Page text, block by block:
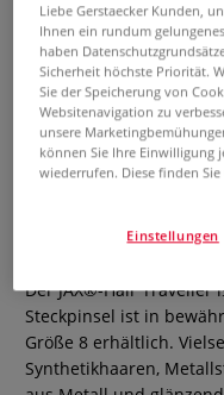
0
Der JAX®-Hair Traveller
Steckpinsel ist in
Größe 8 erhältlich.
Synthetikhaaren,
Liebe Gerstaecker Kunden,
Ihnen ein rundum
haben
Sicherheit höchste Priorität.
Sie der Speicherung von
Websitenavigation zu
unsere
können Sie Ihre Einwilligung
wiederrufen. Diese finden
Einstellungen